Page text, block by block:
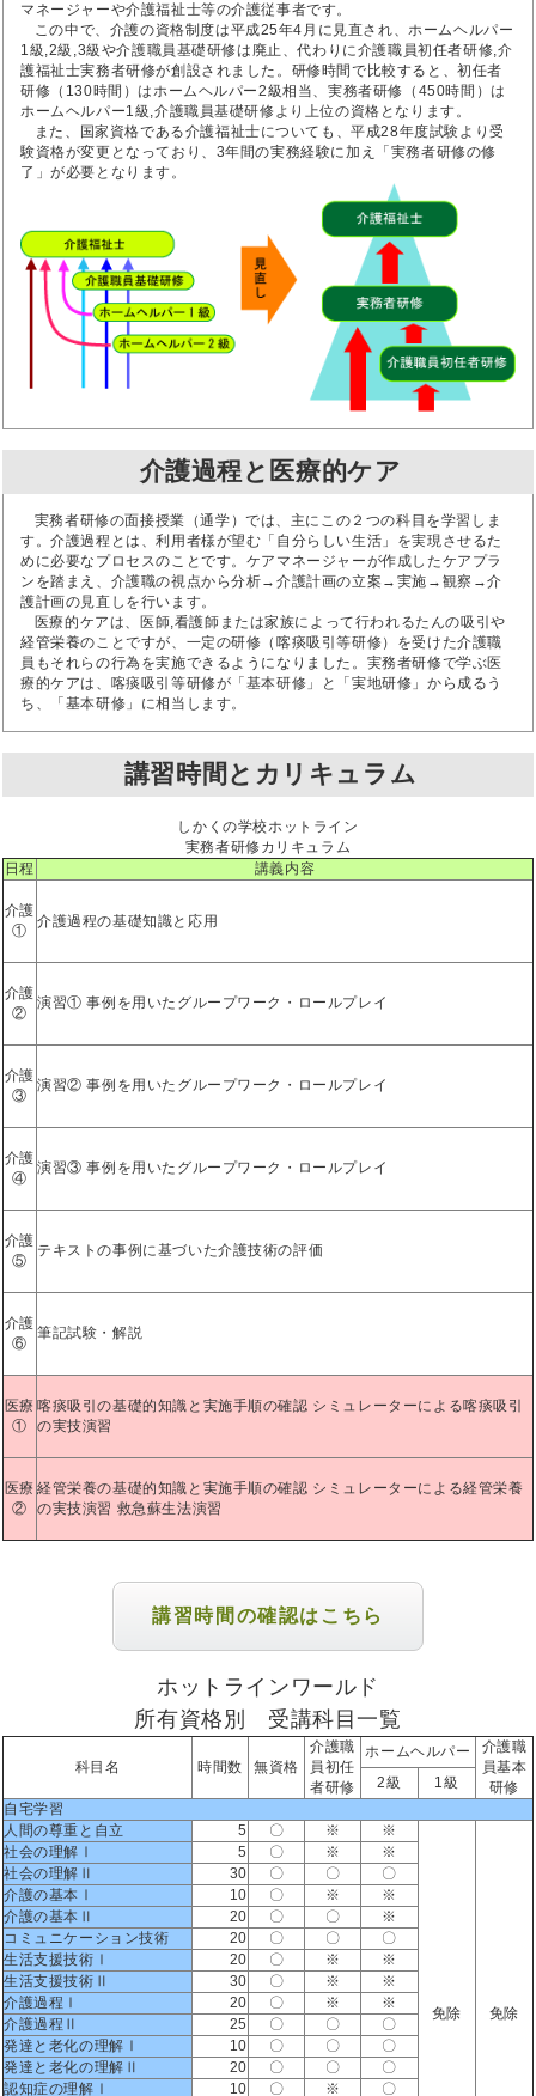
マネージャーや介護福祉士等の介護従事者です。
この中で、介護の資格制度は平成25年4月に見直され、ホームヘルパー
1級,2級,3級や介護職員基礎研修は廃止、代わりに介護職員初任者研修,介
護福祉士実務者研修が創設されました。研修時間で比較すると、初任者
研修（130時間）はホームヘルパー2級相当、実務者研修（450時間）は
ホームヘルパー1級,介護職員基礎研修より上位の資格となります。
また、国家資格である介護福祉士についても、平成28年度試験より受
験資格が変更となっており、3年間の実務経験に加え「実務者研修の修
了」が必要となります。
介護過程と医療的ケア
実務者研修の面接授業（通学）では、主にこの２つの科目を学習しま
す。介護過程とは、利用者様が望む「自分らしい生活」を実現させるた
めに必要なプロセスのことです。ケアマネージャーが作成したケアプラ
ンを踏まえ、介護職の視点から分析→介護計画の立案→実施→観察→介
護計画の見直しを行います。
医療的ケアは、医師,看護師または家族によって行われるたんの吸引や
経管栄養のことですが、一定の研修（喀痰吸引等研修）を受けた介護職
員もそれらの行為を実施できるようになりました。実務者研修で学ぶ医
療的ケアは、喀痰吸引等研修が「基本研修」と「実地研修」から成るう
ち、「基本研修」に相当します。
講習時間とカリキュラム
しかくの学校ホットライン
実務者研修カリキュラム
日程
講義内容
介護
①
介護過程の基礎知識と応用
介護
②
演習① 事例を用いたグループワーク・ロールプレイ
介護
③
演習② 事例を用いたグループワーク・ロールプレイ
介護
④
演習③ 事例を用いたグループワーク・ロールプレイ
介護
⑤
テキストの事例に基づいた介護技術の評価
介護
⑥
筆記試験・解説
医療
①
喀痰吸引の基礎的知識と実施手順の確認 シミュレーターによる喀痰吸引
の実技演習
医療
②
経管栄養の基礎的知識と実施手順の確認 シミュレーターによる経管栄養
の実技演習 救急蘇生法演習
講習時間の確認はこちら
ホットラインワールド
所有資格別 受講科目一覧
科目名 時間数 無資格
介護職
員初任
者研修
ホームヘルパー
介護職
員基本
研修
2級
1級
自宅学習
人間の尊重と自立
5 〇 ※ ※
免除 免除
社会の理解Ⅰ 5 〇 ※
※
社会の理解Ⅱ
30 〇 〇
〇
介護の基本Ⅰ
10 〇 ※
※
介護の基本Ⅱ
20 〇 〇
※
コミュニケーション技術
20 〇 〇
〇
生活支援技術Ⅰ
20 〇 ※
※
生活支援技術Ⅱ
30 〇 ※
※
介護過程Ⅰ
20 〇 ※
※
介護過程Ⅱ
25 〇 〇
〇
発達と老化の理解Ⅰ
10 〇 〇
〇
発達と老化の理解Ⅱ
20 〇 〇
〇
認知症の理解Ⅰ
10 〇 ※ 〇